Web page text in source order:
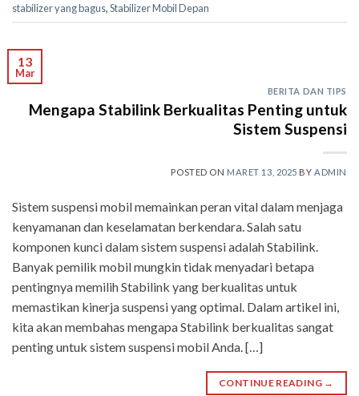
stabilizer yang bagus,Stabilizer Mobil Depan
13
Mar
BERITA DAN TIPS
Mengapa Stabilink Berkualitas Penting untuk
Sistem Suspensi
POSTED ON MARET 13, 2025 BYADMIN
Sistem suspensi mobil memainkan peran vital dalam menjaga
kenyamanan dan keselamatan berkendara. Salah satu
komponen kunci dalam sistem suspensi adalah Stabilink.
Banyak pemilik mobil mungkin tidak menyadari betapa
pentingnya memilih Stabilink yang berkualitas untuk
memastikan kinerja suspensi yang optimal. Dalam artikel ini,
kita akan membahas mengapa Stabilink berkualitas sangat
penting untuk sistem suspensi mobil Anda. […]
CONTINUE READING →